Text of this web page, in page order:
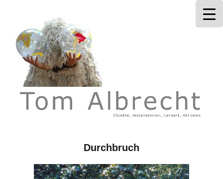
Tom Albrecht
Durchbruch